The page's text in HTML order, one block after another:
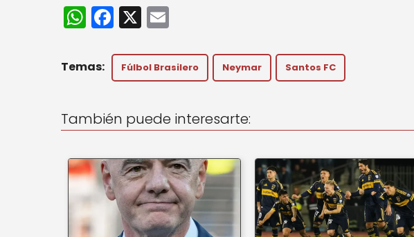
W
h
a
A
p
F
a
c
e
o
k
X
ai
l
Fúlbol Brasilero Neymar Santos FC
También puede interesarte: